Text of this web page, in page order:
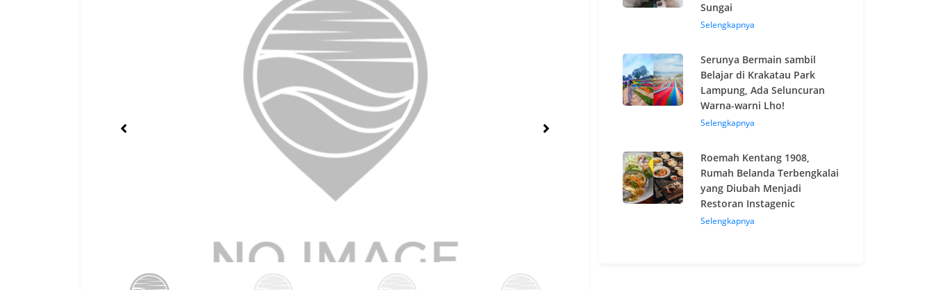
Sungai
Selengkapnya
Serunya Bermain sambil
Belajar di Krakatau Park
Lampung, Ada Seluncuran
Warna-warni Lho!
Selengkapnya
Roemah Kentang 1908,
Rumah Belanda Terbengkalai
yang Diubah Menjadi
Restoran Instagenic
Selengkapnya